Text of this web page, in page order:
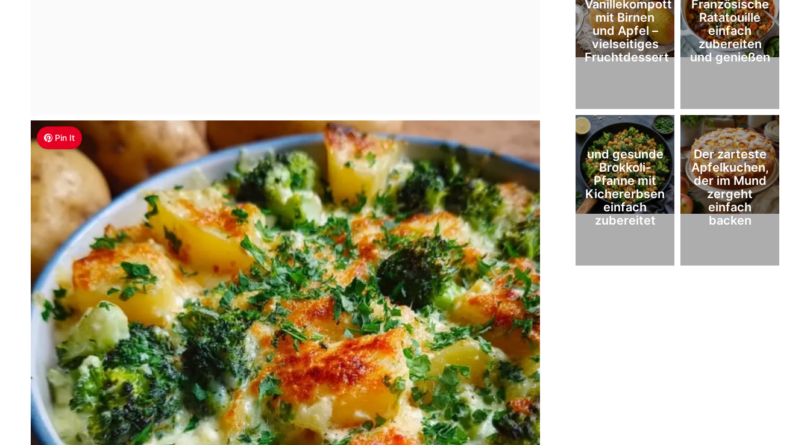
Pin It
Vanillekompott
mit Birnen
und Apfel –
vielseitiges
Fruchtdessert
Französische
Ratatouille
einfach
zubereiten
und genießen
und gesunde
Brokkoli-
Pfanne mit
Kichererbsen
einfach
zubereitet
Der zarteste
Apfelkuchen,
der im Mund
zergeht
einfach
backen